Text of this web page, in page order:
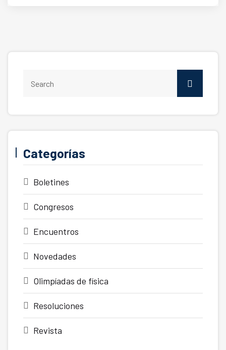
Categorías
Boletines
Congresos
Encuentros
Novedades
Olimpíadas de física
Resoluciones
Revista